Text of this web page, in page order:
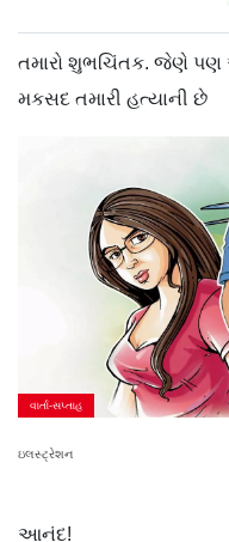
તમારો શુભચિંતક. જેણે પણ
મકસદ તમારી હત્યાની છે
વાર્તા-સપ્તાહ
ઇલસ્ટ્રેશન
આનંદ!